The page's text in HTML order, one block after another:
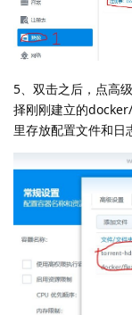
5、双击之后，点高
择刚刚建立的
里存放配置文件和日